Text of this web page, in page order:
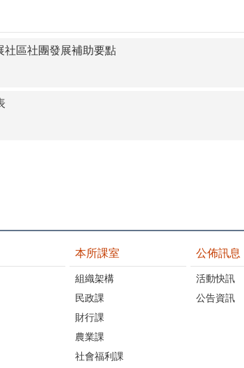
社區社團發展補助要點
本所課室
組織架構
民政課
財行課
農業課
社會福利課
公佈訊息
活動快訊
公告資訊